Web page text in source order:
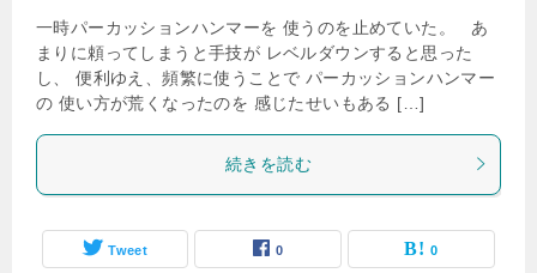
一時パーカッションハンマーを 使うのを止めていた。 あ
まりに頼ってしまうと手技が レベルダウンすると思った
し、 便利ゆえ、頻繁に使うことで パーカッションハンマー
の 使い方が荒くなったのを 感じたせいもある […]
続きを読む
Tweet 0 0